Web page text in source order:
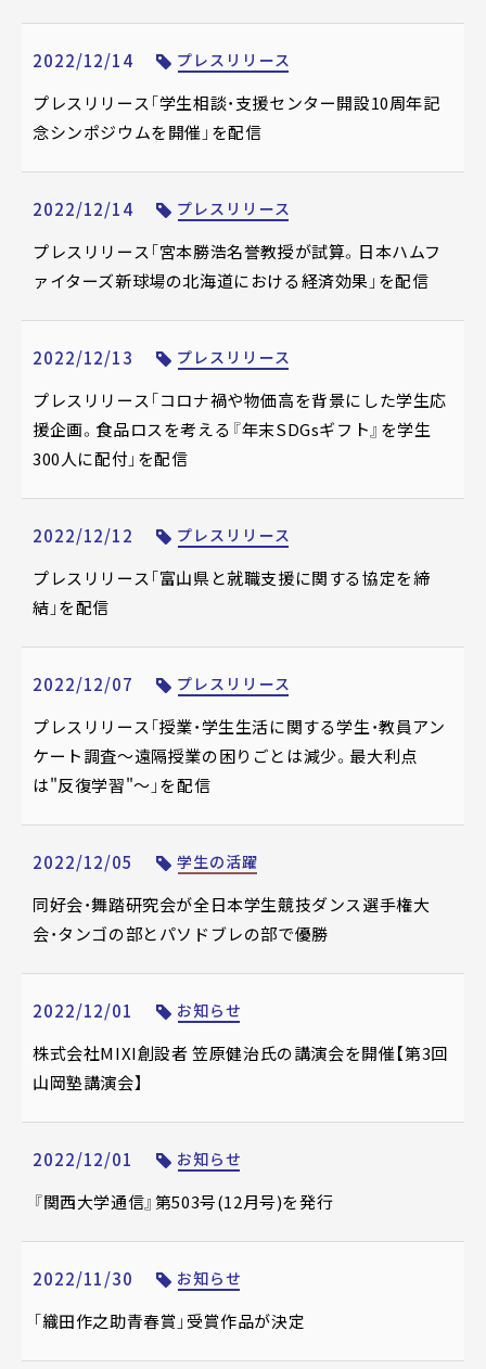
2022/12/14 プレスリリース
プレスリリース「学生相談・支援センター開設10周年記
念シンポジウムを開催」を配信
2022/12/14 プレスリリース
プレスリリース「宮本勝浩名誉教授が試算。日本ハムフ
ァイターズ新球場の北海道における経済効果」を配信
2022/12/13 プレスリリース
プレスリリース「コロナ禍や物価高を背景にした学生応
援企画。食品ロスを考える『年末SDGsギフト』を学生
300人に配付」を配信
2022/12/12 プレスリリース
プレスリリース「富山県と就職支援に関する協定を締
結」を配信
2022/12/07 プレスリリース
プレスリリース「授業・学生生活に関する学生・教員アン
ケート調査～遠隔授業の困りごとは減少。最大利点
は"反復学習"～」を配信
2022/12/05 学生の活躍
同好会・舞踏研究会が全日本学生競技ダンス選手権大
会・タンゴの部とパソドブレの部で優勝
2022/12/01 お知らせ
株式会社MIXI創設者 笠原健治氏の講演会を開催【第3回
山岡塾講演会】
2022/12/01 お知らせ
『関西大学通信』第503号(12月号)を発行
2022/11/30 お知らせ
「織田作之助青春賞」受賞作品が決定